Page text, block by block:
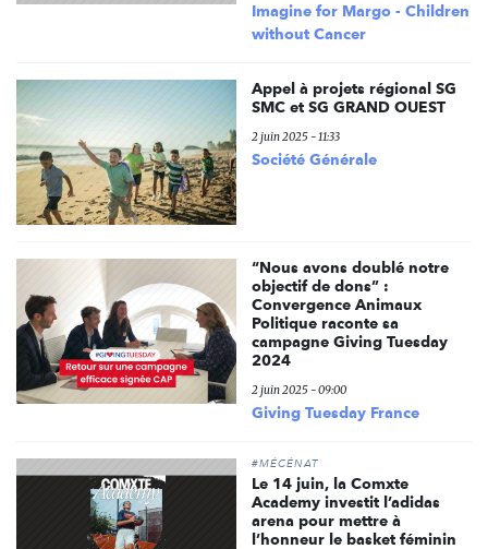
Imagine for Margo - Children
without Cancer
Appel à projets régional SG
SMC et SG GRAND OUEST
2 juin 2025 - 11:33
Société Générale
“Nous avons doublé notre
objectif de dons” :
Convergence Animaux
Politique raconte sa
campagne Giving Tuesday
2024
2 juin 2025 - 09:00
Giving Tuesday France
#MÉCÉNAT
Le 14 juin, la Comxte
Academy investit l’adidas
arena pour mettre à
l’honneur le basket féminin